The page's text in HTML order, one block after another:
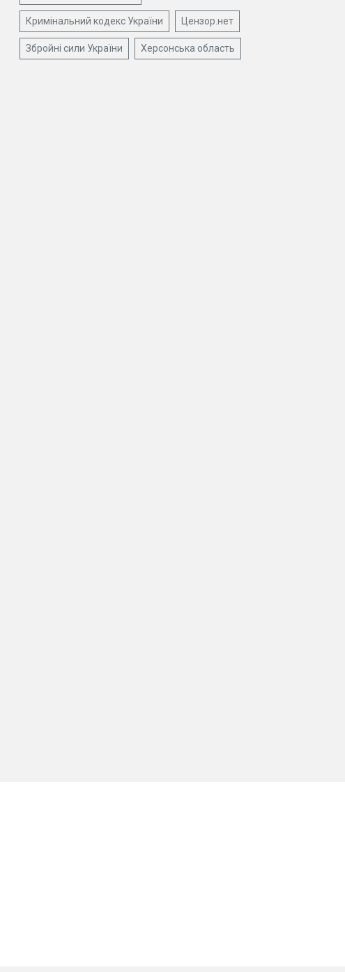
Кримінальний кодекс України Цензор.нет
Збройні сили України Херсонська область